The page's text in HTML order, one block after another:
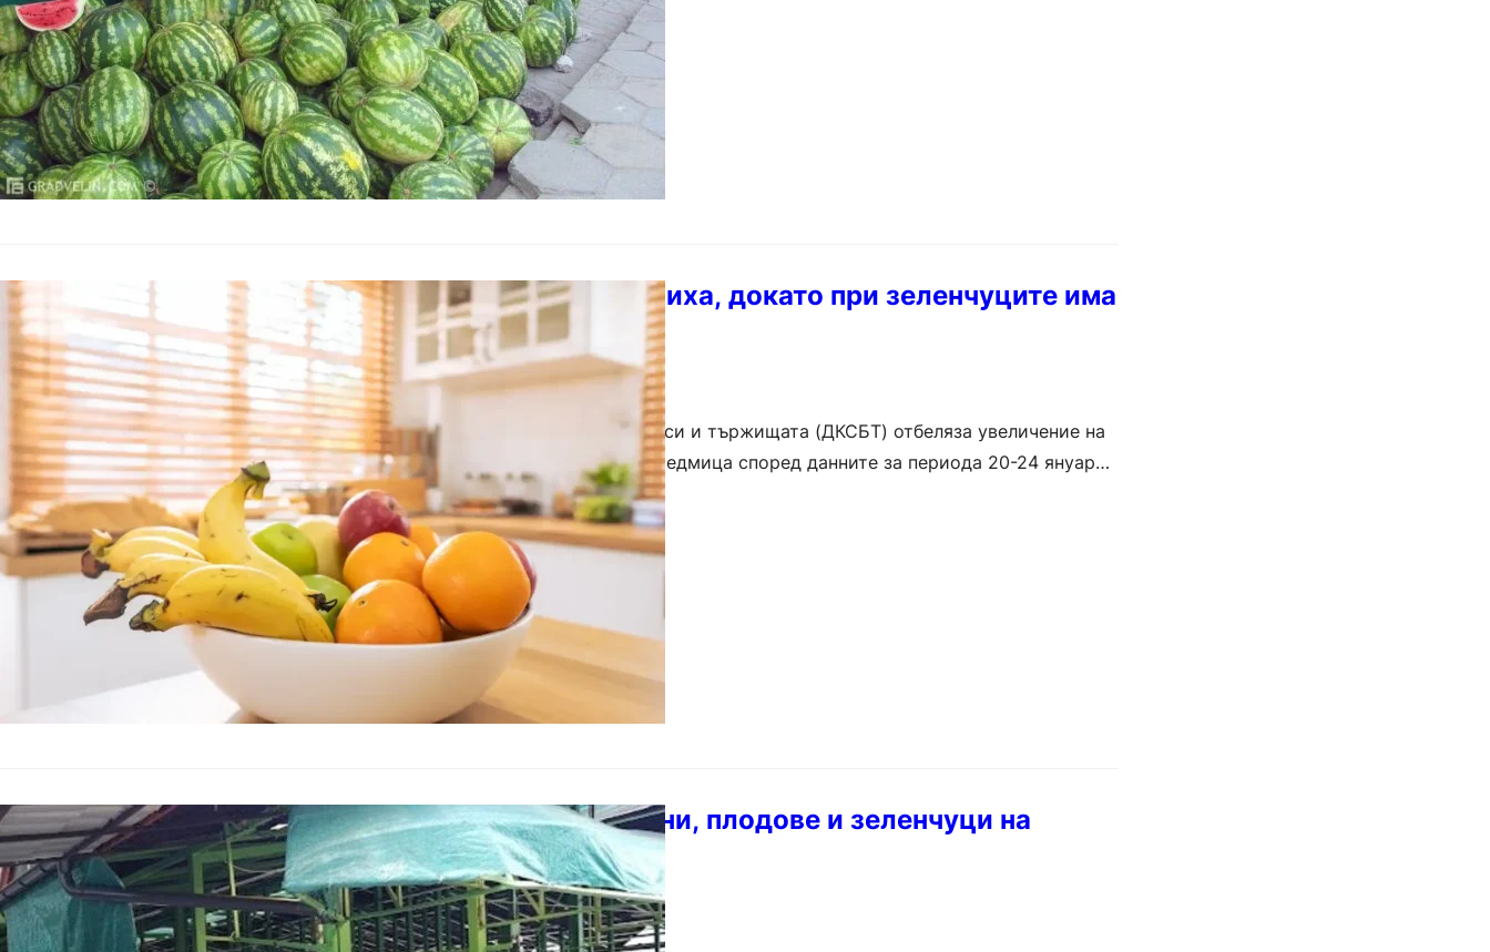
Цените на плодовете скочиха, докато при зеленчуците има
спадове
Без категория–26.01.2025
Държавната комисия по стоковите борси и тържищата (ДКСБТ) отбеляза увеличение на
цените на плодовете през изминалата седмица според данните за периода 20-24 януари.
Индексът на тържищните цени (ИТЦ), който проследява…
Поскъпват основните храни, плодове и зеленчуци на
стоковите борси
Икономика–05.01.2025